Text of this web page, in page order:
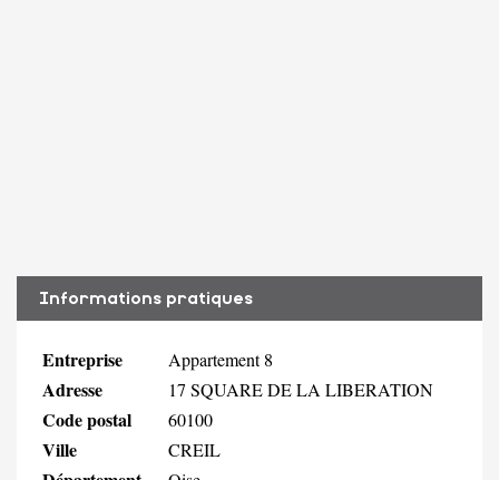
Informations pratiques
Entreprise Appartement 8
Adresse 17 SQUARE DE LA LIBERATION
Code postal 60100
Ville CREIL